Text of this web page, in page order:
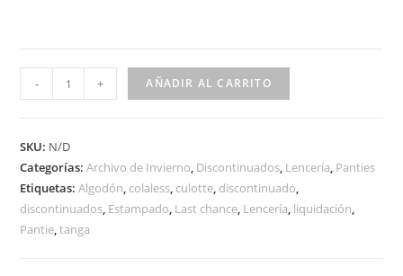
- + AÑADIR AL CARRITO
SKU: N/D
Categorías:Archivo de Invierno, Discontinuados, Lencería, Panties
Etiquetas:Algodón, colaless, culotte, discontinuado,
discontinuados, Estampado, Last chance, Lencería, liquidación,
Pantie,tanga